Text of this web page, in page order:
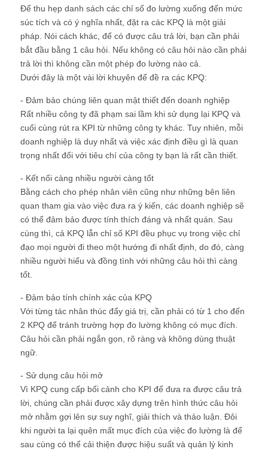
Để thu hẹp danh sách các chỉ số đo lường xuống đến mức
súc tích và có ý nghĩa nhất, đặt ra các KPQ là một giải
pháp. Nói cách khác, để có được câu trả lời, bạn cần phải
bắt đầu bằng 1 câu hỏi. Nếu không có câu hỏi nào cần phải
trả lời thì không cần một phép đo lường nào cả.
Dưới đây là một vài lời khuyên để đề ra các KPQ:
- Đảm bảo chúng liên quan mật thiết đến doanh nghiệp
Rất nhiều công ty đã phạm sai lầm khi sử dụng lại KPQ và
cuối cùng rút ra KPI từ những công ty khác. Tuy nhiên, mỗi
doanh nghiệp là duy nhất và việc xác định điều gì là quan
trọng nhất đối với tiêu chí của công ty bạn là rất cần thiết.
- Kết nối càng nhiều người càng tốt
Bằng cách cho phép nhân viên cũng như những bên liên
quan tham gia vào việc đưa ra ý kiến, các doanh nghiệp sẽ
có thể đảm bảo được tính thích đáng và nhất quán. Sau
cùng thì, cả KPQ lẫn chỉ số KPI đều phục vụ trong việc chỉ
đạo mọi người đi theo một hướng đi nhất định, do đó, càng
nhiều người hiểu và đồng tình với những câu hỏi thì càng
tốt.
- Đảm bảo tính chính xác của KPQ
Với từng tác nhân thúc đẩy giá trị, cần phải có từ 1 cho đến
2 KPQ để tránh trường hợp đo lường không có mục đích.
Câu hỏi cần phải ngắn gọn, rõ ràng và không dùng thuật
ngữ.
- Sử dụng câu hỏi mở
Vì KPQ cung cấp bối cảnh cho KPI để đưa ra được câu trả
lời, chúng cần phải được xây dựng trên hình thức câu hỏi
mở nhằm gợi lên sự suy nghĩ, giải thích và thảo luận. Đôi
khi người ta lại quên mất mục đích của việc đo lường là để
sau cùng có thể cải thiện được hiệu suất và quản lý kinh